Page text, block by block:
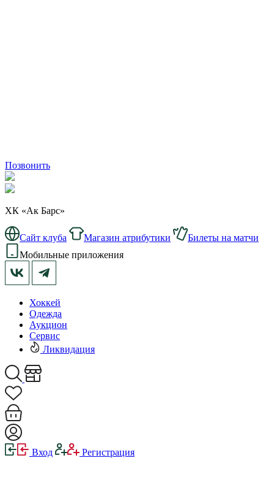
Позвонить
ХК «Ак Барс»
Сайт клуба Магазин атрибутики
Билеты на матчи
Мобильные приложения
Хоккей
Одежда
Аукцион
Сервис
Ликвидация
Вход Регистрация